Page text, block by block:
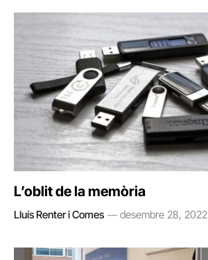
L’oblit de la memòria
Lluís Renter i Comes desembre 28, 2022